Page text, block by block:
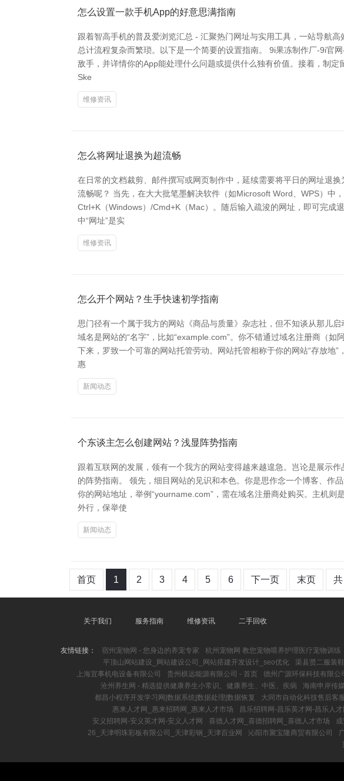
怎么设置一款手机App的好意思满指南
跟着智高手机的普及爱浏览汇总 - 汇聚热门网址与实用工具，一站导航
总计流程复杂而繁琐。以下是一个简要的设置指南。 9i果冻制作厂-9i官
敌手，并详情你的App能处理什么问题或提供什么独有价值。接着，制
Ske
维修资讯
怎么将网址退换为超流畅
在日常的文档裁剪、邮件撰写或网页制作中，延续需要将平日的网址退
流畅呢？ 当先，在大大批笔墨解决软件（如Microsoft Word、WPS）中
Ctrl+K（Windows）/Cmd+K（Mac）。随后输入疏浚的网址，即可完
中“网址”是实
维修资讯
怎么开个网站？生手快速初学指南
思门径有一个属于我方的网站《商品与质量》杂志社，但不知谈从那儿
域名是网站的“名字”，比如“example.com”。你不错通过域名注册商（
下来，罗致一个可靠的网站托管劳动。网站托管相称于你的网站“存放地
惠
新闻动态
个东谈主怎么创建网站？浅显阵势指南
跟着互联网的发展，领有一个我方的网站变得越来越遑急。岂论是展示
的阵势指南。 领先，细目网站的见识和本色。你是思作念一个博客、作
你的网站地址，举例“yourname.com”，需在域名注册商处购买。主机
外行，保举使
新闻动态
首页 1 2 3 4 5 6 下一页 末页 共
关于我们 服务指南 维修资讯 二手回收
友情链接： 宿州宠物网 - 您身边的养宠专家 杭州宠物网 教您宠物喂养护理医疗宠物训练
平顶山网站建设_网站建设公司_网站搭建开发设计_seo优化
渠县贤二服装
上海宜事机电设备有限公司
贵州棋远能源有限公司 - 首页 德州广源环保科技有限公
沧州养生网 - 精选提供健康养生小常识、健康养生、中医、疾病
海南申岸传
都昌小程序开发学习网|数据系统|数据处理|数据恢复
大同市自动化科技售后客
惠来人才网_惠来招聘网_惠来人才市场
昌乐招聘网-昌乐英才网-昌乐人才
安义招聘网-安义英才网-安义人才网
喜德人才网_喜德招聘网_喜德人才市场
26_天津明珠彩板有限公司_天津彩钢_天津百业网
沁阳市聚宝隆商贸有限公司